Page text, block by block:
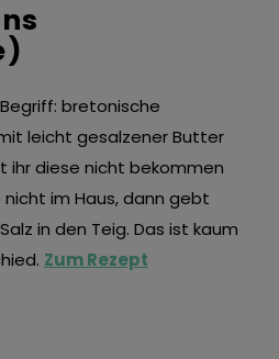
bretonische
leicht gesalzener Butter
ihr diese nicht bekommen
im Haus, dann gebt
in den Teig. Das ist kaum
Zum Rezept